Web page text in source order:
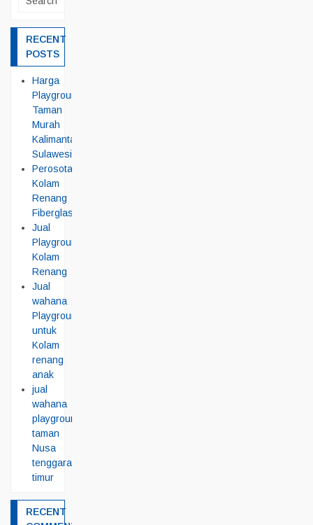
RECENT
POSTS
Harga
Playground
Taman
Murah
Kalimantan
Sulawesi
Perosotan
Kolam
Renang
Fiberglass
Jual
Playground
Kolam
Renang
Jual
wahana
Playground
untuk
Kolam
renang
anak
jual
wahana
playground
taman
Nusa
tenggara
timur
RECENT